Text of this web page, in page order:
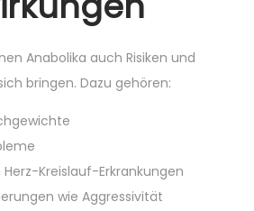
Anabolika auch Risiken und
bringen. Dazu gehören:
Herz-Kreislauf-Erkrankungen
wie Aggressivität